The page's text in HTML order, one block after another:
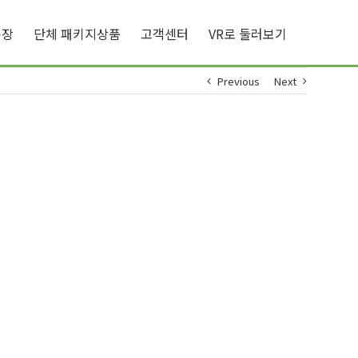
단체 패키지상품 고객센터 VR로 둘러보기
Previous Next